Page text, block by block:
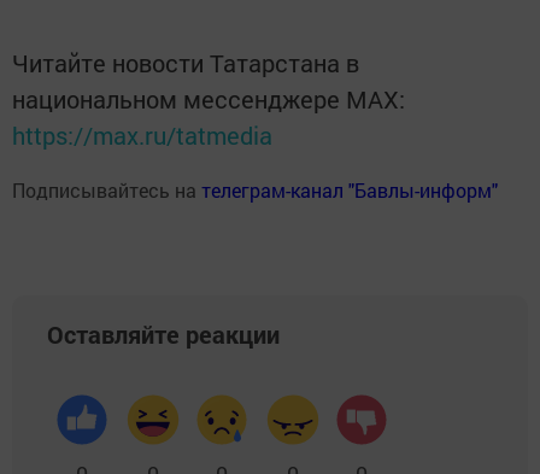
Читайте новости Татарстана в
национальном мессенджере MАХ:
https://max.ru/tatmedia
Подписывайтесь на телеграм-канал "Бавлы-информ"
Оставляйте реакции